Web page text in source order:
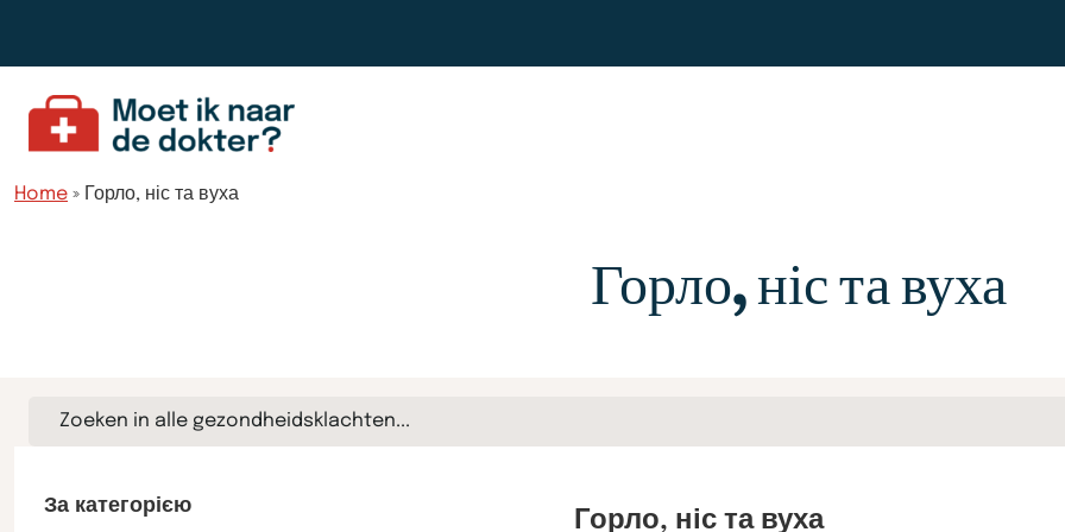
Home » Горло, ніс та вуха
Горло, ніс та вуха
Шукати
здоров’ям…
За категорією Горло, ніс та вуха